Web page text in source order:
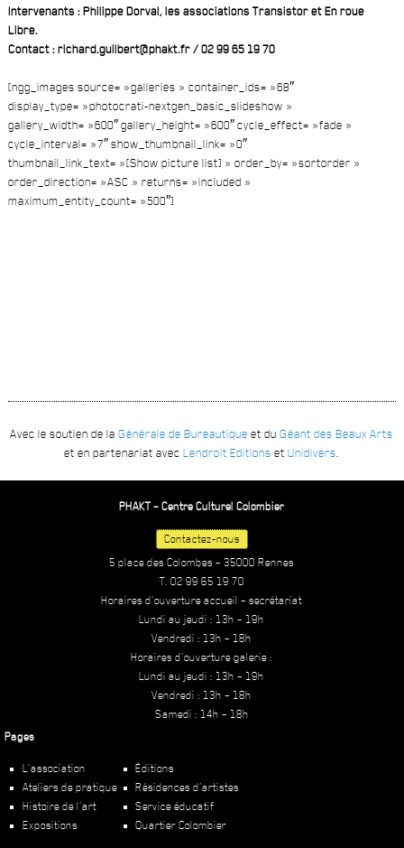
Intervenants : Philippe Dorval, les associations Transistor et En roue
Libre.
Contact : richard.guilbert@phakt.fr / 02 99 65 19 70
[ngg_images source= »galleries » container_ids= »68″
display_type= »photocrati-nextgen_basic_slideshow »
gallery_width= »600″ gallery_height= »600″ cycle_effect= »fade »
cycle_interval= »7″ show_thumbnail_link= »0″
thumbnail_link_text= »[Show picture list] » order_by= »sortorder »
order_direction= »ASC » returns= »included »
maximum_entity_count= »500″]
Avec le soutien de laGénérale de Bureautique et duGéant des Beaux Arts
et en partenariat avecLendroit Editions etUnidivers
PHAKT – Centre Culturel Colombier
Contactez-nous
5 place des Colombes – 35000 Rennes
T. 02 99 65 19 70
Horaires d’ouverture accueil – secrétariat
Lundi au jeudi : 13h – 19h
Vendredi : 13h – 18h
Horaires d’ouverture galerie :
Lundi au jeudi : 13h – 19h
Vendredi : 13h – 18h
Samedi : 14h – 18h
Pages
L’association
Ateliers de pratique
Histoire de l’art
Expositions
Éditions
Résidences d’artistes
Service éducatif
Quartier Colombier